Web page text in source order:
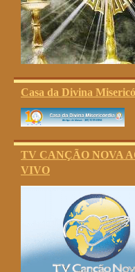
Casa da Divina
TV CANÇÃO NOVA
VIVO